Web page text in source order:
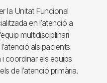
la Unitat Funcional
en l’atenció a
multidisciplinari
als pacients
coordinar els equips
de l’atenció primària.